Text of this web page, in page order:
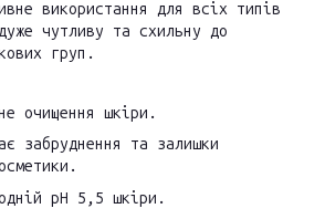
використання для всіх типів
чутливу та схильну до
груп.
очищення шкіри.
забруднення та залишки
pH 5,5 шкіри.